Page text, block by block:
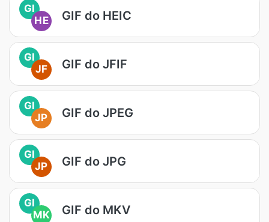
GI
HE
GIF do HEIC
GI
JF
GIF do JFIF
GI
JP
GIF do JPEG
GI
JP
GIF do JPG
GI
MK
GIF do MKV